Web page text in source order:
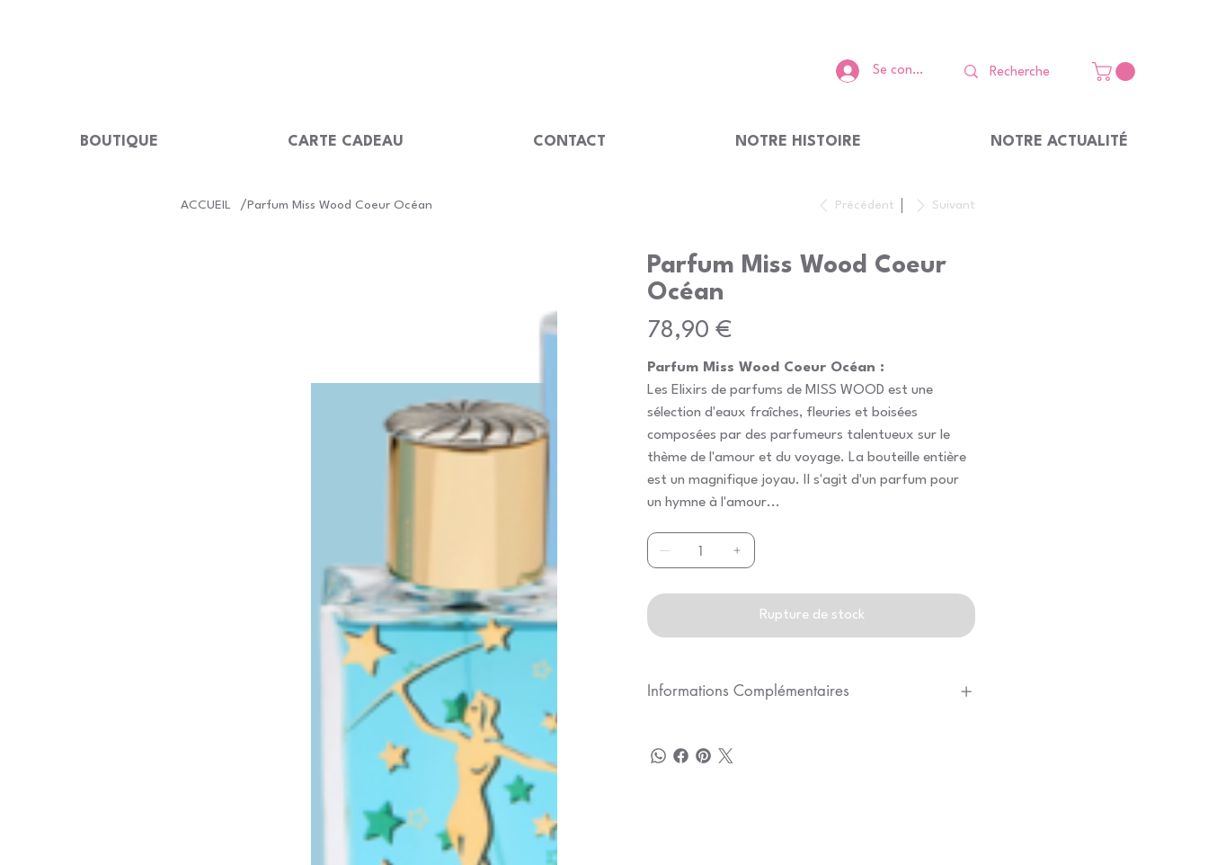
Se connecter
BOUTIQUE CARTE CADEAU CONTACT NOTRE HISTOIRE NOTRE ACTUALITÉ
ACCUEIL /Parfum Miss Wood Coeur Océan Précédent Suivant
Parfum Miss Wood Coeur
Océan
Prix
78,90 €
Parfum Miss Wood Coeur Océan :
Les Elixirs de parfums de MISS WOOD est une
sélection d'eaux fraîches, fleuries et boisées
composées par des parfumeurs talentueux sur le
thème de l'amour et du voyage. La bouteille entière
est un magnifique joyau. Il s'agit d'un parfum pour
un hymne à l'amour...
Rupture de stock
Informations Complémentaires